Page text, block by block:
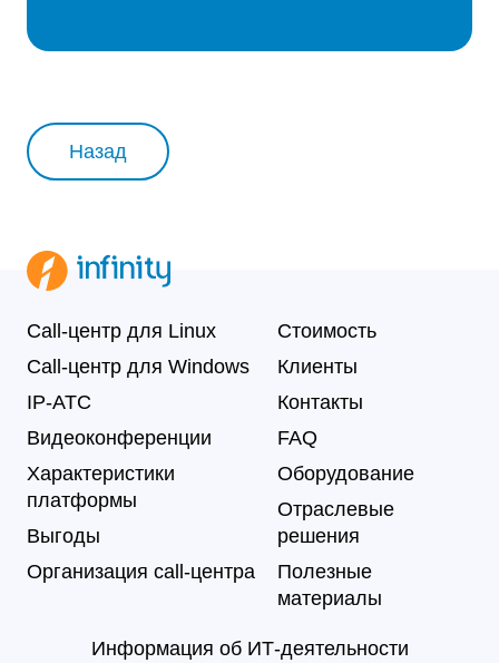
Назад
Call-центр для Linux
Call-центр для Windows
IP-АТС
Видеоконференции
Характеристики
платформы
Выгоды
Организация call-центра
Стоимость
Клиенты
Контакты
FAQ
Оборудование
Отраслевые
решения
Полезные
материалы
Информация об ИТ-деятельности